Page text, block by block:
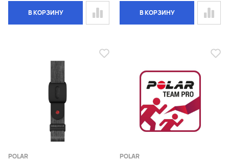
В КОРЗИНУ В КОРЗИНУ
POLAR POLAR